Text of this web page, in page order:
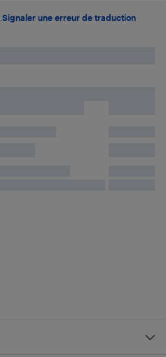
Signaler une erreur de traduction